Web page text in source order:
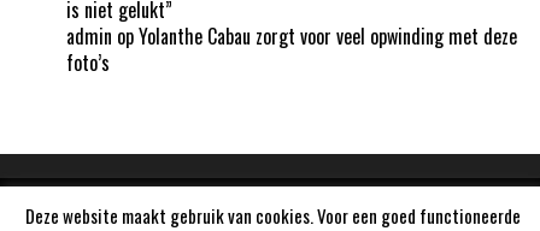
is niet gelukt”
admin opYolanthe Cabau zorgt voor veel opwinding met deze
foto’s
Aangedreven doorWordPress
Deze website maakt gebruik van cookies. Voor een goed functioneerde